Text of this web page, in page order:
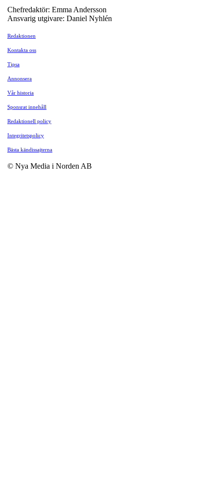
Chefredaktör: Emma Andersson
Ansvarig utgivare: Daniel Nyhlén
Redaktionen
Kontakta oss
Tipsa
Annonsera
Vår historia
Sponsrat innehåll
Redaktionell policy
Integritetspolicy
Bästa kändissajterna
© Nya Media i Norden AB